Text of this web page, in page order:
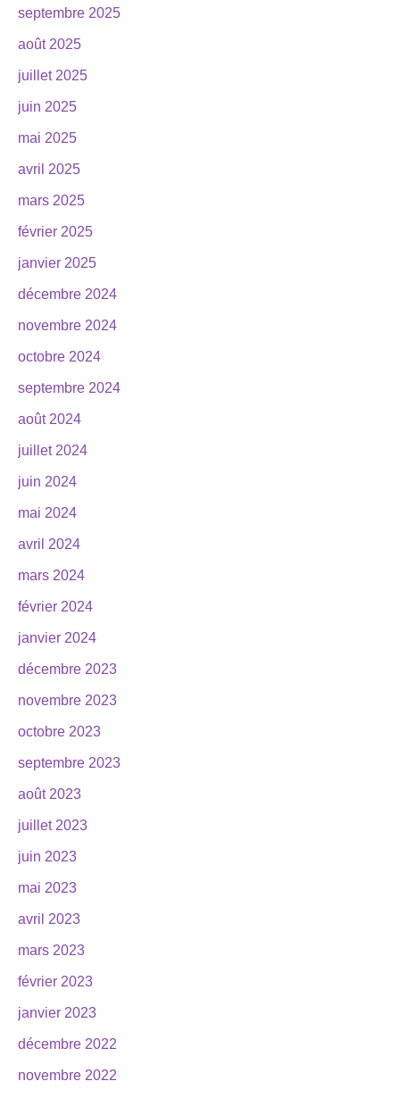
septembre 2025
août 2025
juillet 2025
juin 2025
mai 2025
avril 2025
mars 2025
février 2025
janvier 2025
décembre 2024
novembre 2024
octobre 2024
septembre 2024
août 2024
juillet 2024
juin 2024
mai 2024
avril 2024
mars 2024
février 2024
janvier 2024
décembre 2023
novembre 2023
octobre 2023
septembre 2023
août 2023
juillet 2023
juin 2023
mai 2023
avril 2023
mars 2023
février 2023
janvier 2023
décembre 2022
novembre 2022